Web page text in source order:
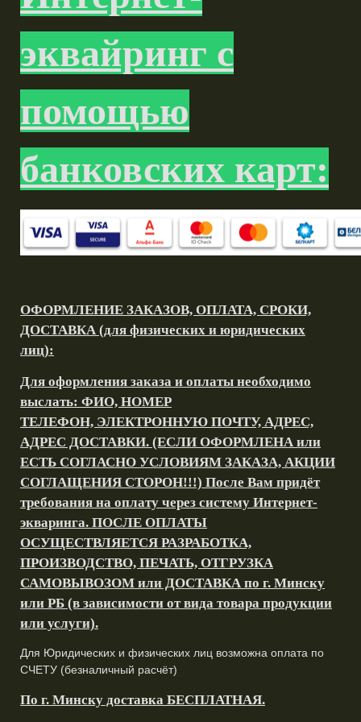
эквайринг с
помощью
банковских карт:
ОФОРМЛЕНИЕ ЗАКАЗОВ, ОПЛАТА, СРОКИ,
ДОСТАВКА (для физических и юридических
лиц):
Для оформления заказа и оплаты необходимо
выслать: ФИО, НОМЕР
ТЕЛЕФОН, ЭЛЕКТРОННУЮ ПОЧТУ, АДРЕС,
АДРЕС ДОСТАВКИ. (ЕСЛИ ОФОРМЛЕНА или
ЕСТЬ СОГЛАСНО УСЛОВИЯМ ЗАКАЗА, АКЦИИ
СОГЛАЩЕНИЯ СТОРОН!!!) После Вам придёт
требования на оплату через систему Интернет-
экваринга. ПОСЛЕ ОПЛАТЫ
ОСУЩЕСТВЛЯЕТСЯ РАЗРАБОТКА,
ПРОИЗВОДСТВО, ПЕЧАТЬ, ОТГРУЗКА
САМОВЫВОЗОМ или ДОСТАВКА по г. Минску
или РБ (в зависимости от вида товара продукции
или услуги).
Для Юридических и физических лиц возможна оплата по
СЧЕТУ (безналичный расчёт)
По г. Минску доставка БЕСПЛАТНАЯ.